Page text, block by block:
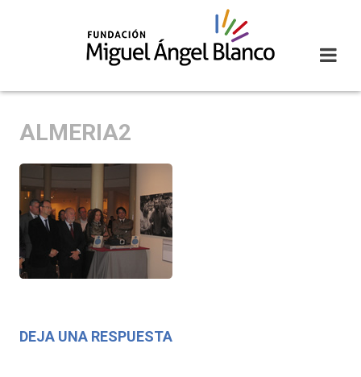
ALMERIA2
DEJA UNA RESPUESTA